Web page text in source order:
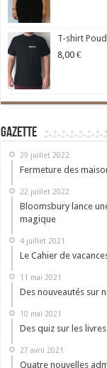
T-shirt
8,00 €
Gazette
29 juillet 2022
Fermeture des
22 juillet 2022
Bloomsbury lance
magique
4 juillet 2021
Le Cahier de
11 mai 2021
Des nouveautés sur
10 mai 2021
Des quiz sur les
27 avril 2021
Quatre nouvelles